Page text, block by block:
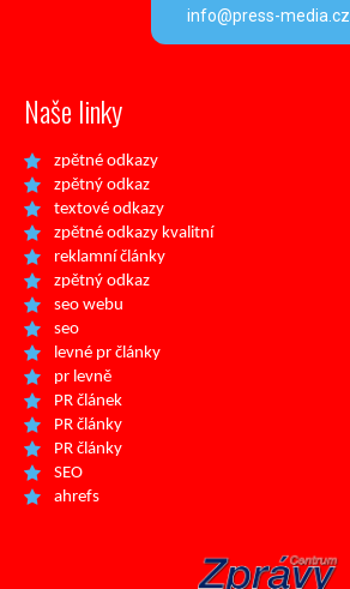
info@press-media.cz
Naše linky
zpětné odkazy
zpětný odkaz
textové odkazy
zpětné odkazy kvalitní
reklamní články
zpětný odkaz
seo webu
seo
levné pr články
pr levně
PR článek
PR články
PR články
SEO
ahrefs